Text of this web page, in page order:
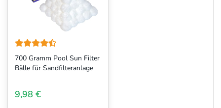
700 Gramm Pool Sun Filter
Bälle für Sandfilteranlage
9,98 €